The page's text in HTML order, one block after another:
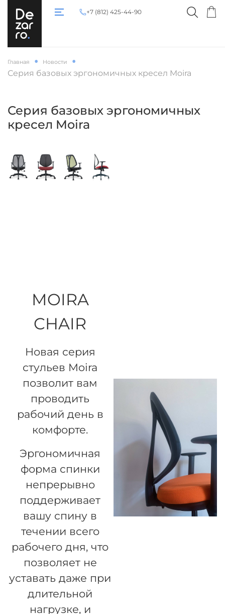
+7 (812) 425-44-90
Главная Новости
Серия базовых эргономичных кресел Moira
Серия базовых эргономичных
кресел Moira
MOIRA
CHAIR
Новая серия
стульев Moira
позволит вам
проводить
рабочий день в
комфорте.
Эргономичная
форма спинки
непрерывно
поддерживает
вашу спину в
течении всего
рабочего дня, что
позволяет не
уставать даже при
длительной
нагрузке, и